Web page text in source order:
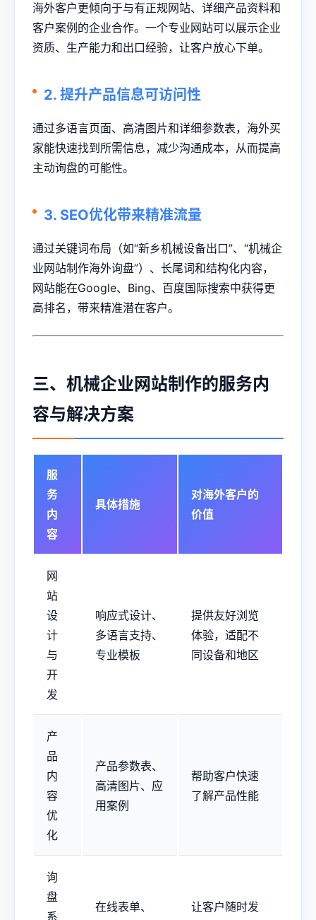
海外客户更倾向于与有正规网站、详细产品资料和
客户案例的企业合作。一个专业网站可以展示企业
资质、生产能力和出口经验，让客户放心下单。
2. 提升产品信息可访问性
通过多语言页面、高清图片和详细参数表，海外买
家能快速找到所需信息，减少沟通成本，从而提高
主动询盘的可能性。
3. SEO优化带来精准流量
通过关键词布局（如“新乡机械设备出口”、“机械企
业网站制作海外询盘”）、长尾词和结构化内容，
网站能在Google、Bing、百度国际搜索中获得更
高排名，带来精准潜在客户。
三、机械企业网站制作的服务内
容与解决方案
服
务
内
容
具体措施
对海外客户的
价值
网
站
设
计
与
开
发
响应式设计、
多语言支持、
专业模板
提供友好浏览
体验，适配不
同设备和地区
产
品
内
容
优
化
产品参数表、
高清图片、应
用案例
帮助客户快速
了解产品性能
询
盘
系
在线表单、
让客户随时发